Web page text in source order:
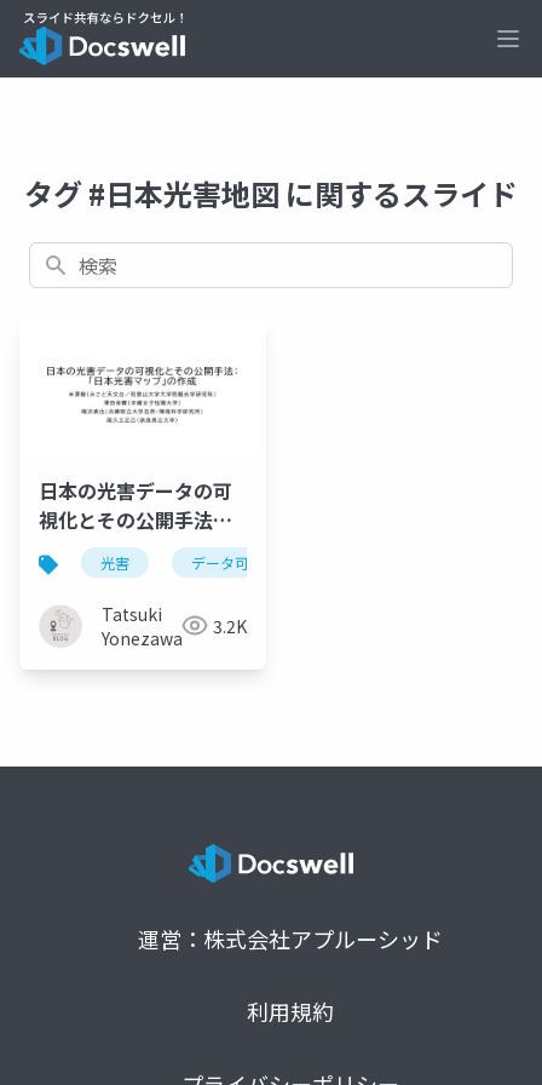
タグ #日本光害地図 に関するスライド
検索
日本の光害データの可
視化とその公開手法：
「日本光害地図」の作
成
光害 データ可視化
Tatsuki
Yonezawa
3.2K
運営：株式会社アプルーシッド
利用規約